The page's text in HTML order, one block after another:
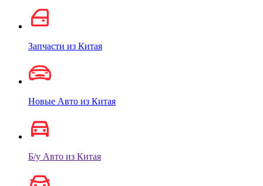
Запчасти из Китая
Новые Авто из Китая
Б/у Авто из Китая